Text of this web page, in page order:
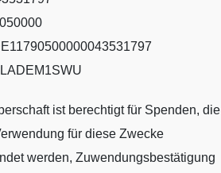
ist berechtigt für Spenden, die
für diese Zwecke
werden, Zuwendungsbestätigung